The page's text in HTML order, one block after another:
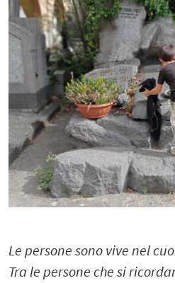
Le persone sono vive nel
Tra le persone che si